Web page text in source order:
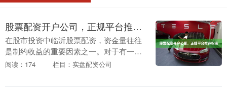
股票配资开户公司，正规平台推荐指南
在股市投资中临沂股票配资，资金量往往
是制约收益的重要因素之一。对于有一定
交易经验、希望放大资金使用效率的投资
具。然而，市场上配....
阅读：174 栏目：实盘配资公司